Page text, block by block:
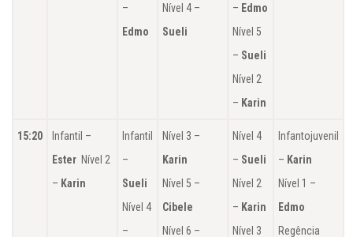
–
Edmo
Nível 4 –
Sueli
– Edmo
Nível 5
– Sueli
Nível 2
– Karin
15:20
Infantil –
Ester Nível 2
– Karin
Infantil
–
Sueli
Nível 4
–
Nível 3 –
Karin
Nível 5 –
Cibele
Nível 6 –
Nível 4
– Sueli
Nível 2
– Karin
Nível 3
Infantojuvenil
– Karin
Nível 1 –
Edmo
Regência